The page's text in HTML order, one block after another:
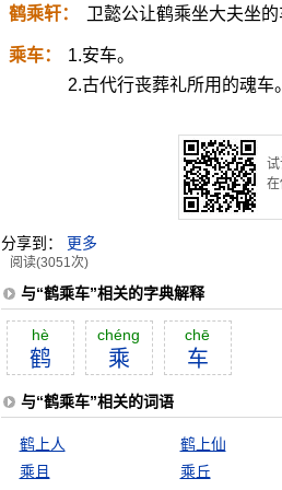
鹤乘轩： 卫懿公让鹤乘坐大夫坐
乘车：
1.安车。
2.古代行丧葬礼所用的魂车
分享到： 更多
阅读(3051次)
与“鹤乘车”相关的字典解释
hè
鹤
chéng
乘
chē
车
与“鹤乘车”相关的词语
鹤上人
鹤上仙
乘且
乘丘